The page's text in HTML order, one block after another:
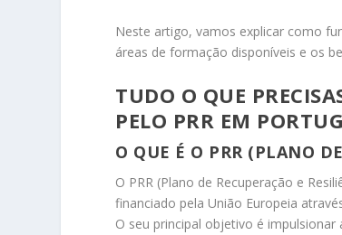
Neste artigo, vamos explicar como
áreas de formação disponíveis e os
TUDO O QUE
PELO PRR EM
O QUE É O PRR (PLANO
O PRR (Plano de Recuperação e
financiado pela União Europeia
O seu principal objetivo é